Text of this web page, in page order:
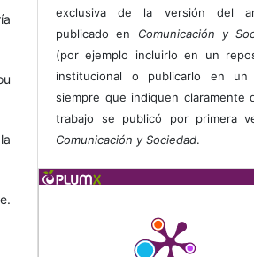
exclusiva de la versión del
publicado en Comunicación y
(por ejemplo incluirlo en un
institucional o publicarlo en un
siempre que indiquen claramente
trabajo se publicó por primera
Comunicación y Sociedad.